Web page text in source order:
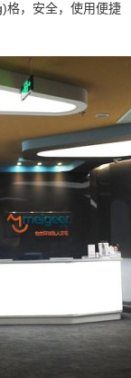
格，安全，使用便捷